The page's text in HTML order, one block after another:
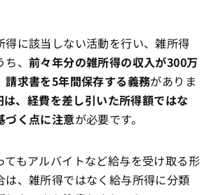
得に該当しない活動を行い、雑所得
、 前々年分の雑所得の収入が300万
請求書を5年間保存する義務がありま
は、経費を差し引いた所得額ではな
づく点に注意が必要です。
てもアルバイトなど給与を受け取る形
は、雑所得ではなく給与所得に分類